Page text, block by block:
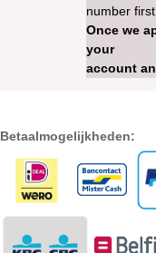
number first.
Once we
your
account
Betaalmogelijkheden: